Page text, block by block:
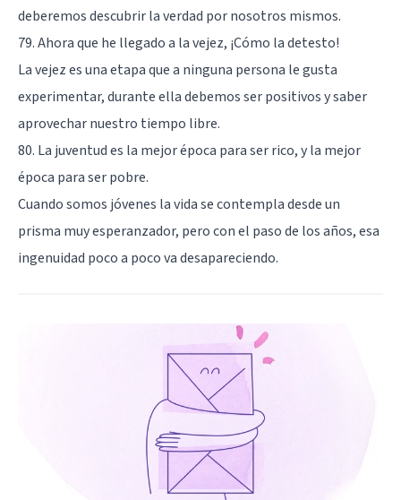
deberemos descubrir la verdad por nosotros mismos.
79. Ahora que he llegado a la vejez, ¡Cómo la detesto!
La vejez es una etapa que a ninguna persona le gusta
experimentar, durante ella debemos ser positivos y saber
aprovechar nuestro tiempo libre.
80. La juventud es la mejor época para ser rico, y la mejor
época para ser pobre.
Cuando somos jóvenes la vida se contempla desde un
prisma muy esperanzador, pero con el paso de los años, esa
ingenuidad poco a poco va desapareciendo.